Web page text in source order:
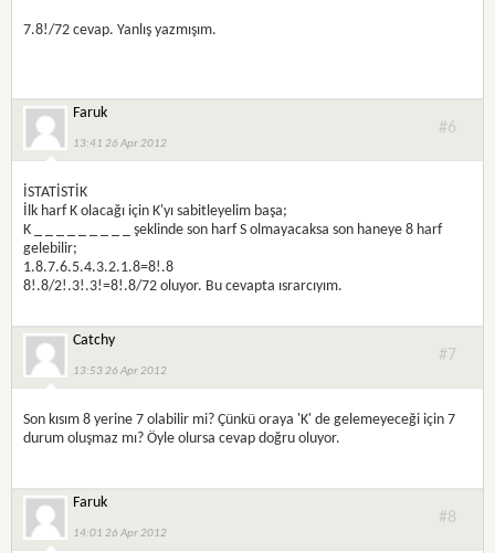
7.8!/72 cevap. Yanlış yazmışım.
Faruk
13:41 26 Apr 2012
#6
İSTATİSTİK
İlk harf K olacağı için K'yı sabitleyelim başa;
K _ _ _ _ _ _ _ _ _ şeklinde son harf S olmayacaksa son haneye 8 harf
gelebilir;
1.8.7.6.5.4.3.2.1.8=8!.8
8!.8/2!.3!.3!=8!.8/72 oluyor. Bu cevapta ısrarcıyım.
Catchy
13:53 26 Apr 2012
#7
Son kısım 8 yerine 7 olabilir mi? Çünkü oraya 'K' de gelemeyeceği için 7
durum oluşmaz mı? Öyle olursa cevap doğru oluyor.
Faruk
14:01 26 Apr 2012
#8